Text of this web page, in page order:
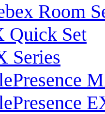
Room
Quick Set
Series